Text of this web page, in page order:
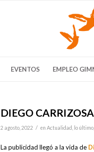
EVENTOS EMPLEO
DIEGO
2 agosto, 2022 / en Actualidad lo último
La publicidad llegó a la vida de